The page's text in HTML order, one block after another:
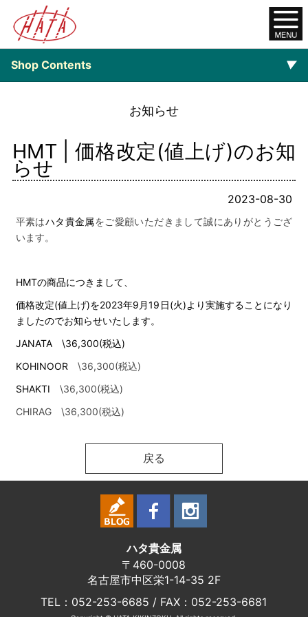
Shop Contents ▼
$category_list-
お知らせ
HMT | 価格改定(値上げ)のお知
らせ
2023-08-30
平素はハタ貴金属をご愛顧いただきまして誠にありがとうござ
います。
HMTの商品につきまして、
価格改定(値上げ)を2023年9月19日(火)より実施することになり
ましたのでお知らせいたします。
JANATA \36,300(税込)
KOHINOOR \36,300(税込)
SHAKTI \36,300(税込)
CHIRAG \36,300(税込)
戻る
ハタ貴金属
〒460-0008
名古屋市中区栄1-14-35 2F
TEL：052-253-6685 / FAX：052-253-6681